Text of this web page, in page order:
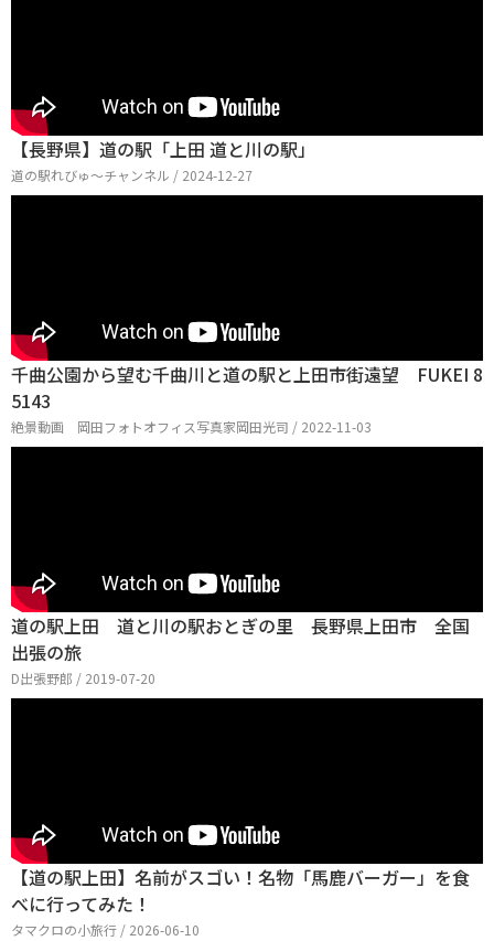
【長野県】道の駅「上田 道と川の駅」
道の駅れびゅ〜チャンネル / 2024-12-27
千曲公園から望む千曲川と道の駅と上田市街遠望 FUKEI 8
5143
絶景動画 岡田フォトオフィス写真家岡田光司 / 2022-11-03
道の駅上田 道と川の駅おとぎの里 長野県上田市 全国
出張の旅
D出張野郎 / 2019-07-20
【道の駅上田】名前がスゴい！名物「馬鹿バーガー」を食
べに行ってみた！
タマクロの小旅行 / 2026-06-10